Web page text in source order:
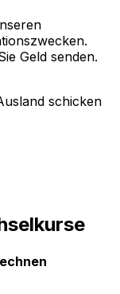
Geld senden.
schicken